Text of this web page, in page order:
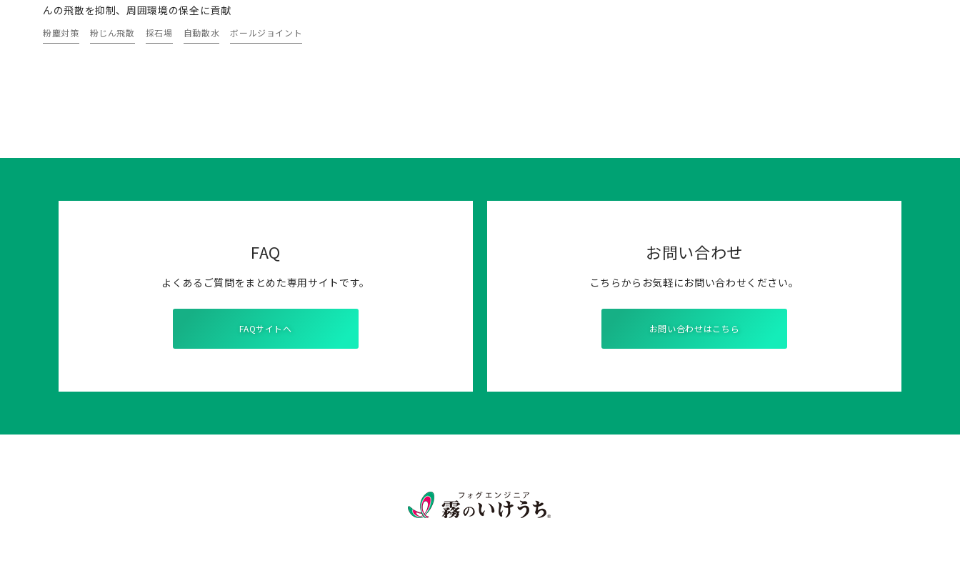
んの飛散を抑制、周囲環境の保全に貢献
粉塵対策 粉じん飛散 採石場 自動散水 ボールジョイント
FAQ
よくあるご質問をまとめた専用サイトです。
FAQサイトへ
お問い合わせ
こちらからお気軽にお問い合わせください。
お問い合わせはこちら